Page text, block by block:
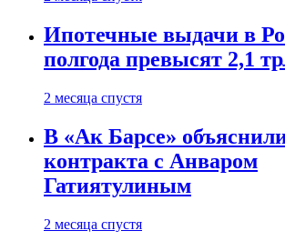
Ипотечные выдачи в
полгода превысят 2,1
2 месяца спустя
В «Ак Барсе»
контракта с Анваром
Гатиятулиным
2 месяца спустя